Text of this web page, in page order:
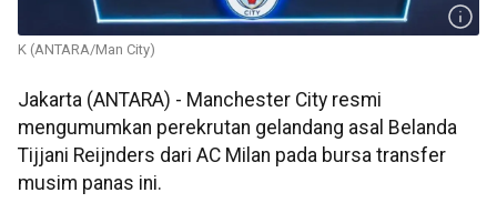
K (ANTARA/Man City)
Jakarta (ANTARA) - Manchester City resmi
mengumumkan perekrutan gelandang asal Belanda
Tijjani Reijnders dari AC Milan pada bursa transfer
musim panas ini.